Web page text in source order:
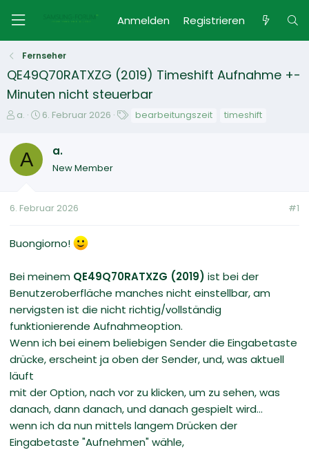
Anmelden Registrieren
Fernseher
QE49Q70RATXZG (2019) Timeshift Aufnahme +-
Minuten nicht steuerbar
E
s
e
e
a.
E
t
e
t
m
6. Februar 2026 bearbeitungszeit timeshift
A a.
New Member
6. Februar 2026 #1
Buongiorno!
Bei meinem QE49Q70RATXZG (2019) ist bei der
Benutzeroberfläche manches nicht einstellbar, am
nervigsten ist die nicht richtig/vollständig
funktionierende Aufnahmeoption.
Wenn ich bei einem beliebigen Sender die Eingabetaste
drücke, erscheint ja oben der Sender, und, was aktuell
läuft
mit der Option, nach vor zu klicken, um zu sehen, was
danach, dann danach, und danach gespielt wird...
wenn ich da nun mittels langem Drücken der
Eingabetaste "Aufnehmen" wähle,